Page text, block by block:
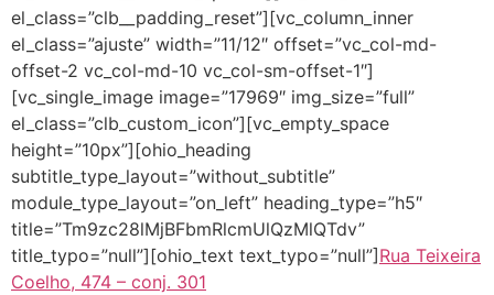
el_class=”clb__padding_reset”][vc_column_inner
el_class=”ajuste” width=”11/12″ offset=”vc_col-md-
offset-2 vc_col-md-10 vc_col-sm-offset-1″]
[vc_single_image image=”17969″ img_size=”full”
el_class=”clb_custom_icon”][vc_empty_space
height=”10px”][ohio_heading
subtitle_type_layout=”without_subtitle”
module_type_layout=”on_left” heading_type=”h5″
title=”Tm9zc28lMjBFbmRlcmUlQzMlQTdv”
title_typo=”null”][ohio_text text_typo=”null”] Rua Teixeira
Coelho, 474 – conj. 301